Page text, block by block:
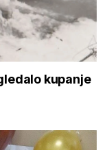
kupanje